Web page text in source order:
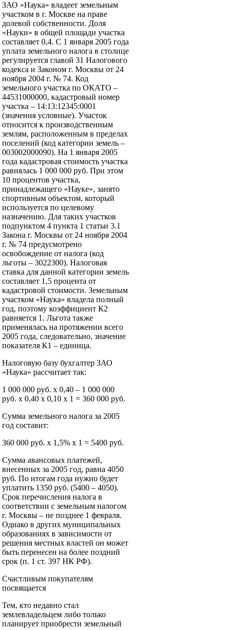
ЗАО «Наука» владеет земельным
участком в г. Москве на праве
долевой собственности. Доля
«Науки» в общей площади участка
составляет 0,4. С 1 января 2005 года
уплата земельного налога в столице
регулируется главой 31 Налогового
кодекса и Законом г. Москвы от 24
ноября 2004 г. № 74. Код
земельного участка по ОКАТО –
44531000000, кадастровый номер
участка – 14:13:12345:0001
(значения условные). Участок
относится к производственным
землям, расположенным в пределах
поселений (код категории земель –
003002000090). На 1 января 2005
года кадастровая стоимость участка
равнялась 1 000 000 руб. При этом
10 процентов участка,
принадлежащего «Науке», занято
спортивным объектом, который
используется по целевому
назначению. Для таких участков
подпунктом 4 пункта 1 статьи 3.1
Закона г. Москвы от 24 ноября 2004
г. № 74 предусмотрено
освобождение от налога (код
льготы – 3022300). Налоговая
ставка для данной категории земель
составляет 1,5 процента от
кадастровой стоимости. Земельным
участком «Наука» владела полный
год, поэтому коэффициент К2
равняется 1. Льгота также
применялась на протяжении всего
2005 года, следовательно, значение
показателя К1 – единица.
Налоговую базу бухгалтер ЗАО
«Наука» рассчитает так:
1 000 000 руб. x 0,40 – 1 000 000
руб. x 0,40 x 0,10 x 1 = 360 000 руб.
Сумма земельного налога за 2005
год составит:
360 000 руб. x 1,5% x 1 = 5400 руб.
Сумма авансовых платежей,
внесенных за 2005 год, равна 4050
руб. По итогам года нужно будет
уплатить 1350 руб. (5400 – 4050).
Срок перечисления налога в
соответствии с земельным налогом
г. Москвы – не позднее 1 февраля.
Однако в других муниципальных
образованиях в зависимости от
решения местных властей он может
быть перенесен на более поздний
срок (п. 1 ст. 397 НК РФ).
Счастливым покупателям
посвящается
Тем, кто недавно стал
землевладельцем либо только
планирует приобрести земельный